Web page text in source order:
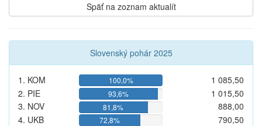
Späť na zoznam aktualít
Slovenský pohár 2025
1. KOM 100,0%
1 085,50
2. PIE
93,6%
1 015,50
3. NOV
81,8%
888,00
4. UKB
72,8%
790,50